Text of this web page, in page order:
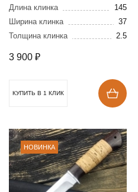
95Х18
Длина клинка
145
Ширина клинка
37
Толщина клинка
2.5
3 900 ₽
КУПИТЬ В 1 КЛИК
НОВИНКА